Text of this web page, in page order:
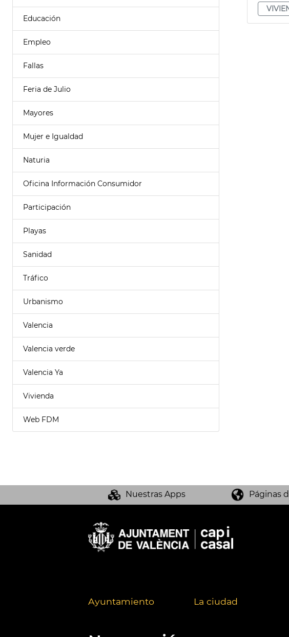
Educación
Empleo
Fallas
Feria de Julio
Mayores
Mujer e Igualdad
Naturia
Oficina Información Consumidor
Participación
Playas
Sanidad
Tráfico
Urbanismo
Valencia
Valencia verde
Valencia Ya
Vivienda
Web FDM
Nuestras Apps Páginas
Ayuntamiento La ciudad